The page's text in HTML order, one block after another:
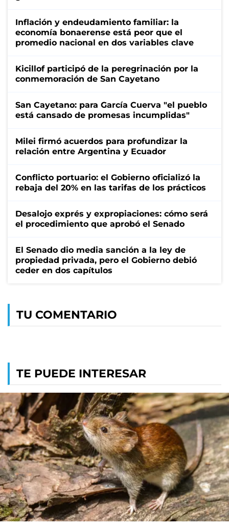
Inflación y endeudamiento familiar: la
economía bonaerense está peor que el
promedio nacional en dos variables clave
Kicillof participó de la peregrinación por la
conmemoración de San Cayetano
San Cayetano: para García Cuerva "el pueblo
está cansado de promesas incumplidas"
Milei firmó acuerdos para profundizar la
relación entre Argentina y Ecuador
Conflicto portuario: el Gobierno oficializó la
rebaja del 20% en las tarifas de los prácticos
Desalojo exprés y expropiaciones: cómo será
el procedimiento que aprobó el Senado
El Senado dio media sanción a la ley de
propiedad privada, pero el Gobierno debió
ceder en dos capítulos
TU COMENTARIO
TE PUEDE INTERESAR